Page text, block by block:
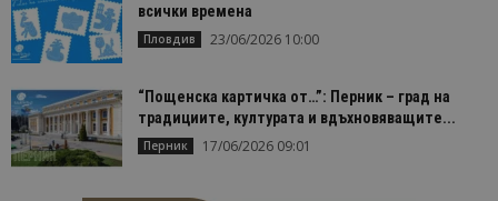
всички времена
Пловдив 23/06/2026 10:00
“Пощенска картичка от…”: Перник – град на
традициите, културата и вдъхновяващите...
Перник 17/06/2026 09:01